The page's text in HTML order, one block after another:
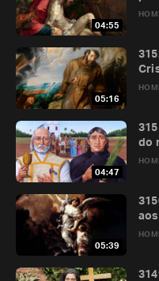
04:55
05:16
04:47
do
05:39